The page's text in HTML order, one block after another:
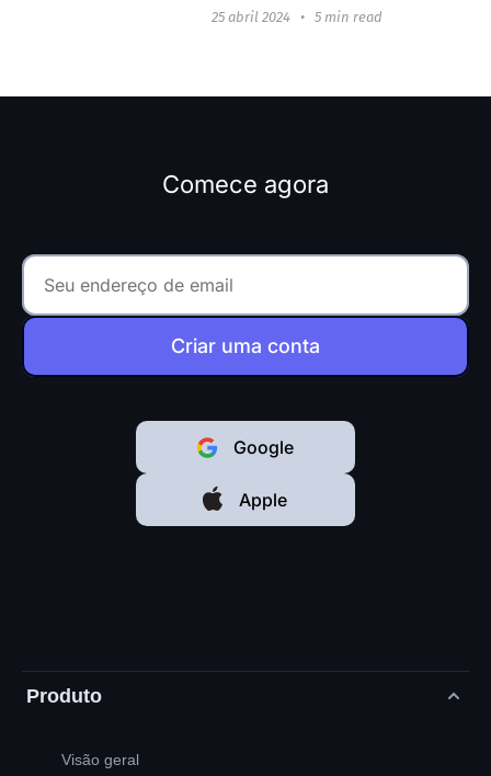
Melhoramos os recursos
25 abril 2024 • 5 min read
Comece agora
Criar uma conta
Google
Apple
Produto
Visão geral